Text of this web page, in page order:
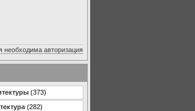
необходима авторизация
(373)
(282)